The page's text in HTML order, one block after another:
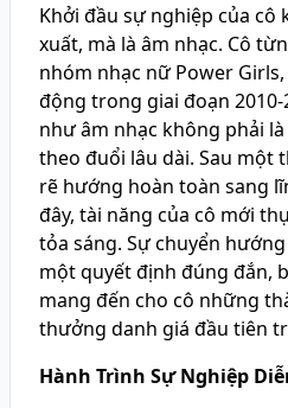
Khởi đầu sự nghiệp của cô
xuất, mà là âm nhạc. Cô
nhóm nhạc nữ Power
động trong giai đoạn
như âm nhạc không phải
theo đuổi lâu dài. Sau một
rẽ hướng hoàn toàn sang
đây, tài năng của cô mới
tỏa sáng. Sự chuyển
một quyết định đúng đắn,
mang đến cho cô những
thưởng danh giá đầu tiên
Hành Trình Sự Nghiệp